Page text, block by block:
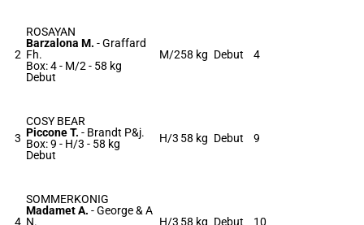
2
ROSAYAN
Barzalona M. -Graffard
Fh.
Box: 4 - M/2 - 58 kg
Debut
M/258 kg Debut 4
3
COSY BEAR
Piccone T. - Brandt P&j.
Box: 9 - H/3 - 58 kg
Debut
H/3 58 kg Debut 9
4
SOMMERKONIG
Madamet A. -George & A
N.
H/3 58 kg Debut 10